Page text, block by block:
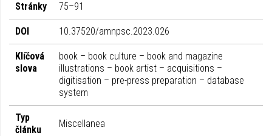
Stránky 75–91
DOI 10.37520/amnpsc.2023.026
Klíčová
slova
book – book culture – book and magazine
illustrations – book artist – acquisitions –
digitisation – pre-press preparation – database
system
Typ
článku
Miscellanea